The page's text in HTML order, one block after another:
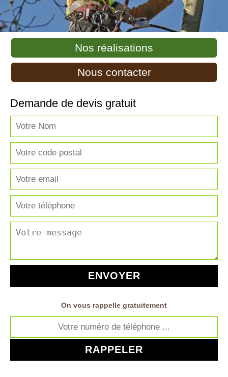
Nos réalisations
Nous contacter
Demande de devis gratuit
On vous rappelle gratuitement